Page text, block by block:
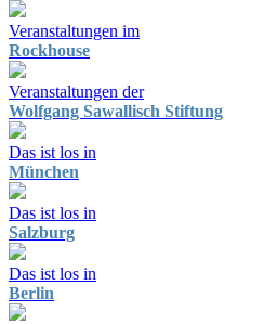
Veranstaltungen im
Rockhouse
Veranstaltungen der
Wolfgang Sawallisch Stiftung
Das ist los in
München
Das ist los in
Salzburg
Das ist los in
Berlin